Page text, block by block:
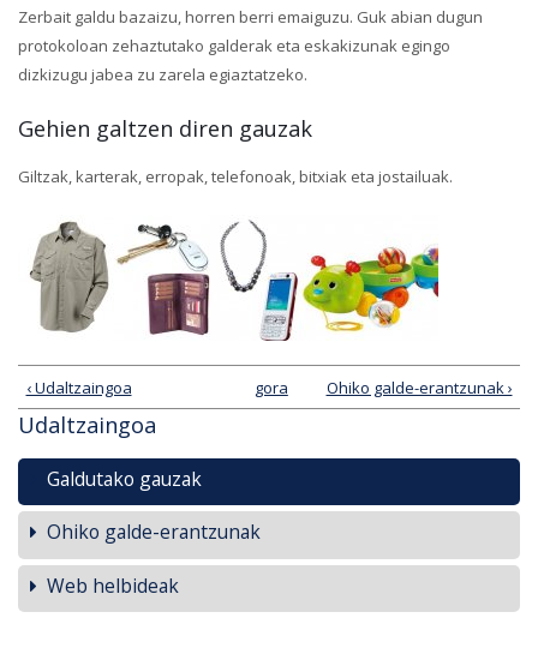
Zerbait galdu bazaizu, horren berri emaiguzu. Guk abian dugun
protokoloan zehaztutako galderak eta eskakizunak egingo
dizkizugu jabea zu zarela egiaztatzeko.
Gehien galtzen diren gauzak
Giltzak, karterak, erropak, telefonoak, bitxiak eta jostailuak.
‹ Udaltzaingoa gora Ohiko galde-erantzunak ›
Udaltzaingoa
Galdutako gauzak
Ohiko galde-erantzunak
Web helbideak